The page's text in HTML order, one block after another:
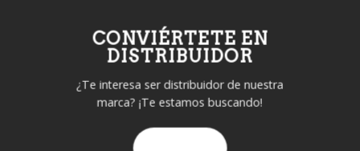
CONVIÉRTETE EN
DISTRIBUIDOR
¿Te interesa ser distribuidor de nuestra
marca? ¡Te estamos buscando!